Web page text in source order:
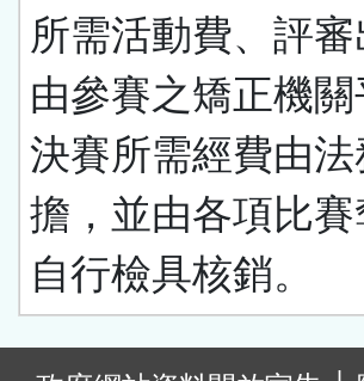
所需活動費、評
由參賽之矯正機
決賽所需經費由
擔，並由各項比
自行檢具核銷。